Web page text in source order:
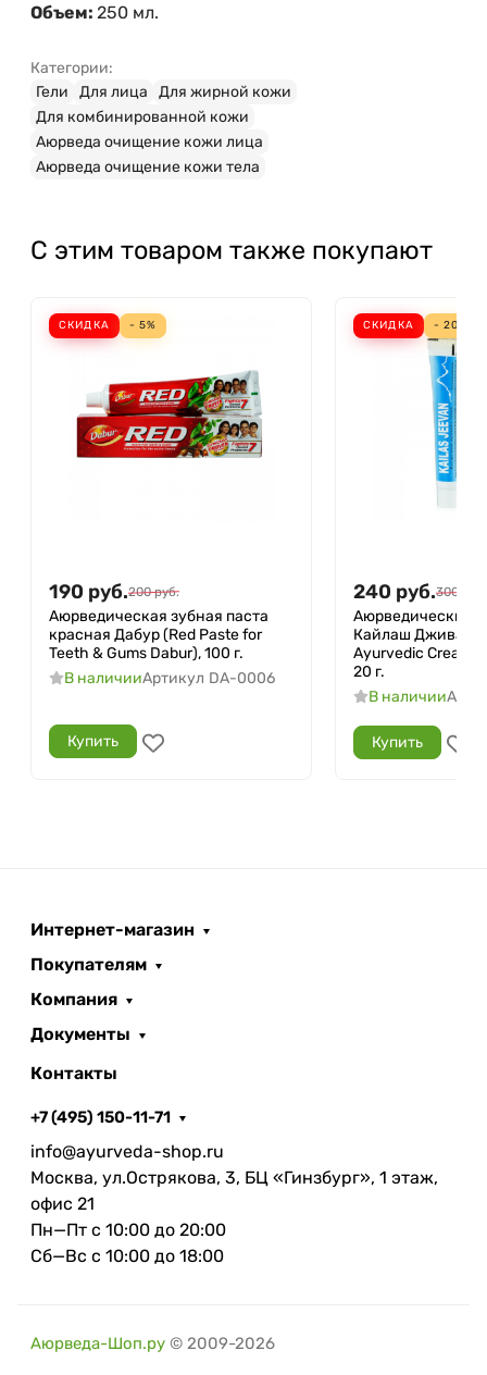
Объем: 250 мл.
Категории:
Гели
Для лица
Для жирной кожи
Для комбинированной кожи
Аюрведа очищение кожи лица
Аюрведа очищение кожи тела
С этим товаром также покупают
СКИДКА - 5%
190 руб.200 руб.
Аюрведическая зубная паста
красная Дабур (Red Paste for
Teeth & Gums Dabur), 100 г.
В наличииАртикул DA-0006
Купить
СКИДКА - 20%
240 руб.300
Аюрведический
Кайлаш Дживан
Ayurvedic Cream
20 г.
В наличии
Купить
Интернет-магазин
Покупателям
Компания
Документы
Контакты
+7 (495) 150-11-71
info@ayurveda-shop.ru
Москва, ул.Острякова, 3, БЦ «Гинзбург», 1 этаж,
офис 21
Пн—Пт с 10:00 до 20:00
Сб—Вс с 10:00 до 18:00
Аюрведа-Шоп.ру © 2009-2026